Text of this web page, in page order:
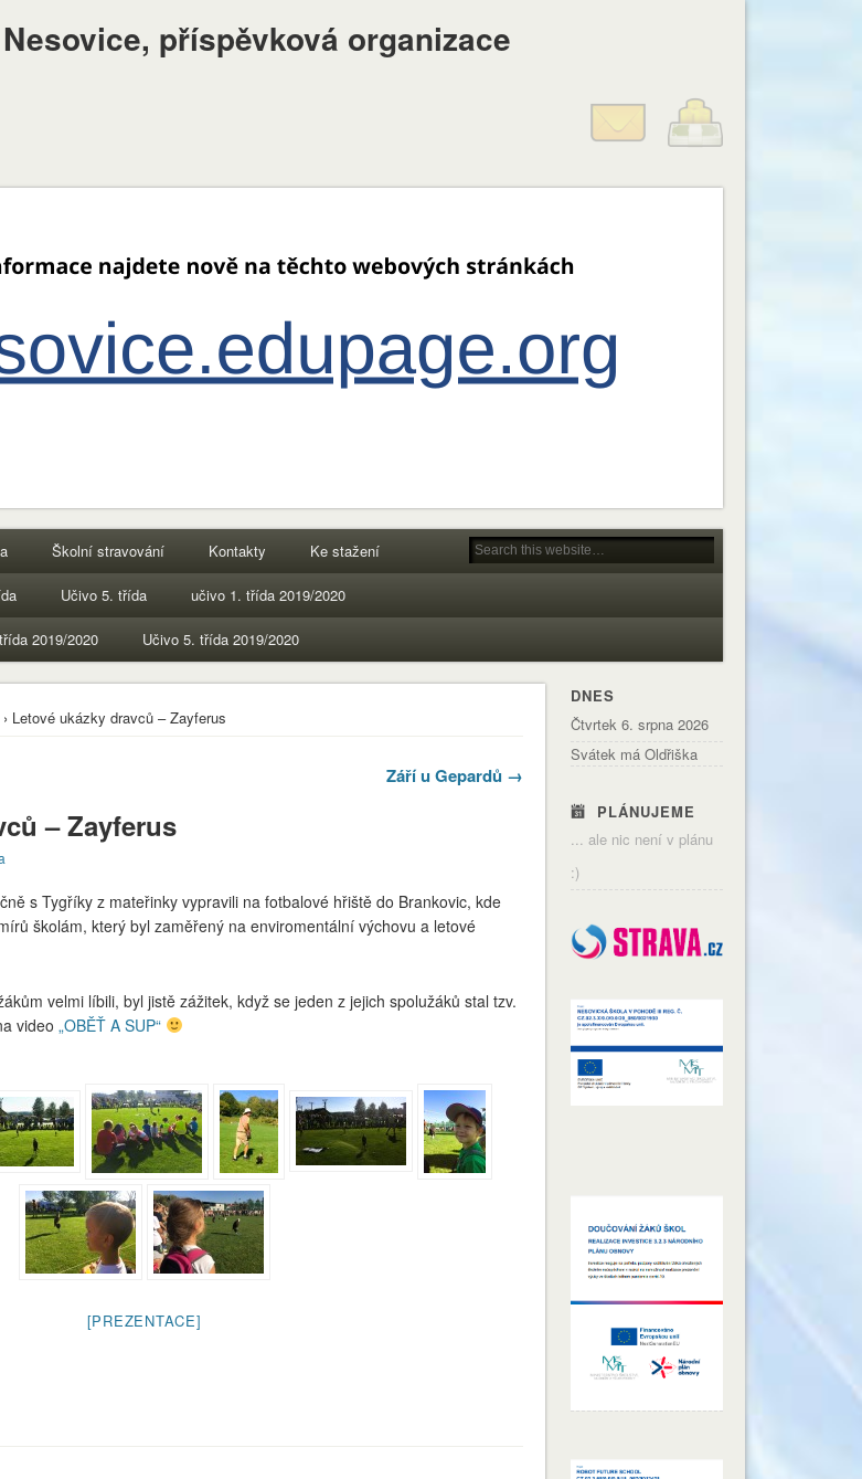
příspěvková organizace
Školní stravování Kontakty Ke stažení
Učivo 5. třída učivo 1. třída 2019/2020
2019/2020 Učivo 5. třída 2019/2020
Letové ukázky dravců – Zayferus
Září u Gepardů →
– Zayferus
s Tygříky z mateřinky vypravili na fotbalové hřiště do Brankovic, kde
školám, který byl zaměřený na enviromentální výchovu a letové
velmi líbili, byl jistě zážitek, když se jeden z jejich spolužáků stal tzv.
video „OBĚŤ A SUP“
[PREZENTACE]
DNES
Čtvrtek 6. srpna 2026
Svátek má Oldřiška
PLÁNUJEME
... ale nic není v plánu
:)